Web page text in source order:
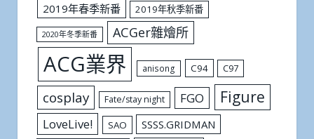
2019年春季新番
2019年秋季新番
2020年冬季新番 ACGer雜燴所
ACG業界 anisong C94 C97
cosplay Fate/stay night FGO Figure
LoveLive! SAO SSSS.GRIDMAN